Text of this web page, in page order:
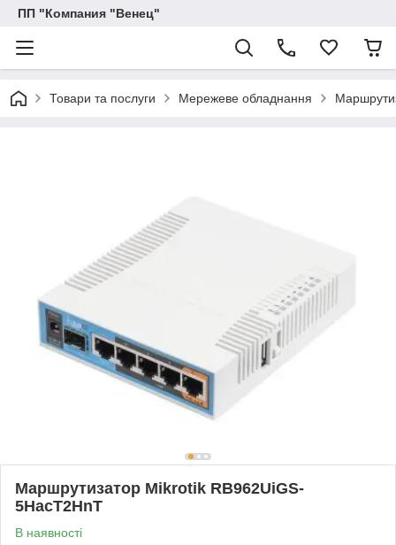
ПП "Компания "Венец"
Товари та послуги Мережеве обладнання
Маршрутизатор Mikrotik RB962UiGS-
5HacT2HnT
В наявності